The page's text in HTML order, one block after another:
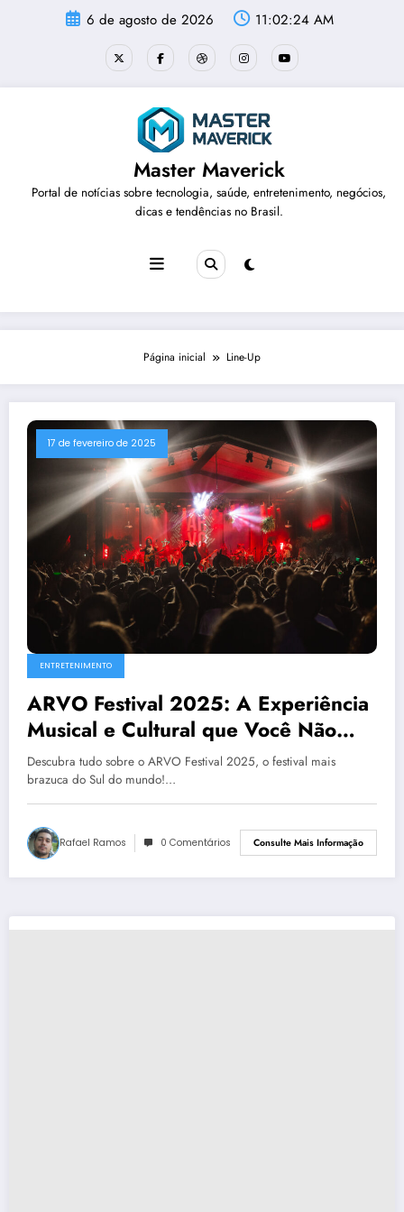
6 de agosto de 2026 11:02:24 AM
Master Maverick
Portal de notícias sobre tecnologia, saúde, entretenimento, negócios,
dicas e tendências no Brasil.
Página inicial Line-Up
17 de fevereiro de 2025
ENTRETENIMENTO
ARVO Festival 2025: A Experiência
Musical e Cultural que Você Não
Pode Perder
Descubra tudo sobre o ARVO Festival 2025, o festival mais
brazuca do Sul do mundo!…
Rafael Ramos 0 Comentários Consulte Mais Informação